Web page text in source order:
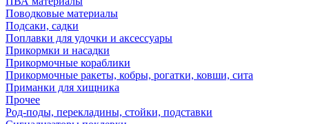
Поводковые материалы
Подсаки, садки
Поплавки для удочки и аксессуары
Прикормки и насадки
Прикормочные кораблики
Прикормочные ракеты, кобры, рогатки, ковши, сита
Приманки для хищника
Прочее
Род-поды, перекладины, стойки, подставки